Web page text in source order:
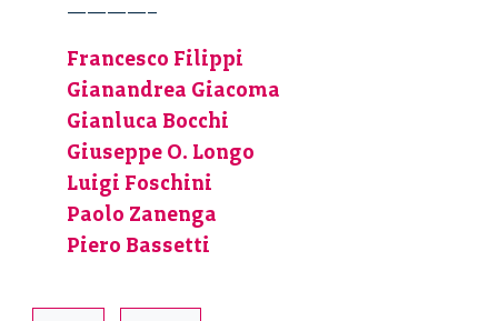
————–
Francesco Filippi
Gianandrea Giacoma
Gianluca Bocchi
Giuseppe O. Longo
Luigi Foschini
Paolo Zanenga
Piero Bassetti